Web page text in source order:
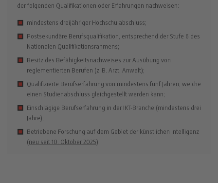
der folgenden Qualifikationen oder Erfahrungen nachweisen:
mindestens dreijähriger Hochschulabschluss;
Postsekundäre Berufsqualifikation, entsprechend der Stufe 6 des
Nationalen Qualifikationsrahmens;
Besitz des Befähigkeitsnachweises zur Ausübung von
reglementierten Berufen (z. B. Arzt, Anwalt);
Qualifizierte Berufserfahrung von mindestens fünf Jahren, welche
einen Studienabschluss gleichgestellt werden kann;
Einschlägige Berufserfahrung in der IKT-Branche (mindestens drei
Jahre);
Betriebene Forschung auf dem Gebiet der künstlichen Intelligenz
(neu seit 10. Oktober 2025).